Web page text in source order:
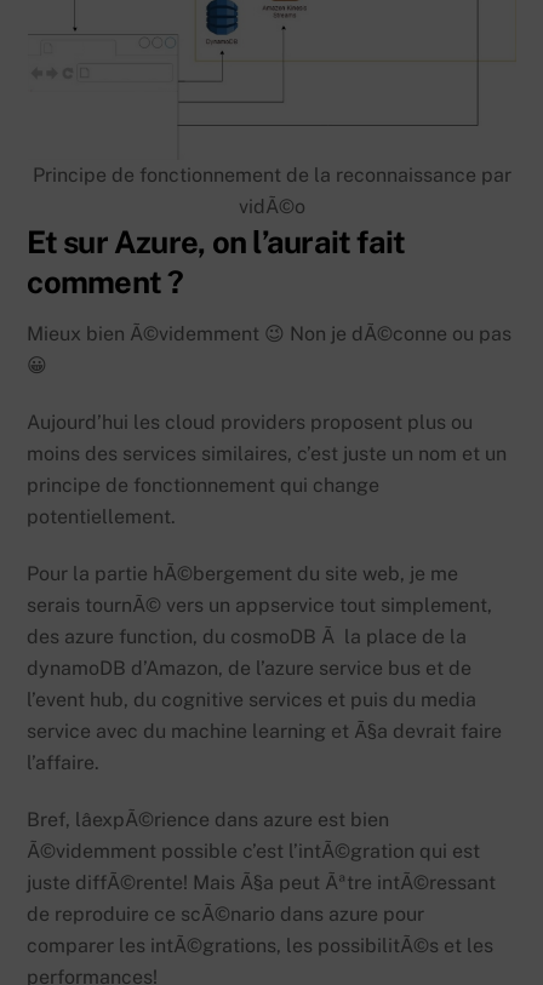
Principe de fonctionnement de la reconnaissance par
vidÃ©o
Et sur Azure, on l’aurait fait
comment ?
Mieux bien Ã©videmment 😉 Non je dÃ©conne ou pas
😀
Aujourd’hui les cloud providers proposent plus ou
moins des services similaires, c’est juste un nom et un
principe de fonctionnement qui change
potentiellement.
Pour la partie hÃ©bergement du site web, je me
serais tournÃ© vers un appservice tout simplement,
des azure function, du cosmoDB Ã la place de la
dynamoDB d’Amazon, de l’azure service bus et de
l’event hub, du cognitive services et puis du media
service avec du machine learning et Ã§a devrait faire
l’affaire.
Bref, lâexpÃ©rience dans azure est bien
Ã©videmment possible c’est l’intÃ©gration qui est
juste diffÃ©rente! Mais Ã§a peut Ãªtre intÃ©ressant
de reproduire ce scÃ©nario dans azure pour
comparer les intÃ©grations, les possibilitÃ©s et les
performances!